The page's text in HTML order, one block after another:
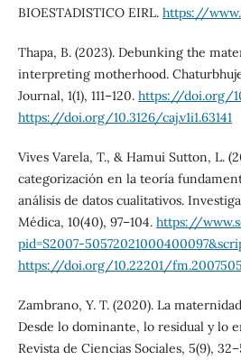
BIOESTADISTICO EIRL. https://
Thapa, B. (2023). Debunking the
interpreting motherhood.
Journal, 1(1), 111–120. https://doi.org/
https://doi.org/10.3126/caj.v1i1.63141
Vives Varela, T., & Hamui Sutton, L.
categorización en la teoría
análisis de datos cualitativos.
Médica, 10(40), 97–104. https://
pid=S2007-
https://doi.org/10.22201/
Zambrano, Y. T. (2020). La
Desde lo dominante, lo residual y lo
Revista de Ciencias Sociales, 5(9),